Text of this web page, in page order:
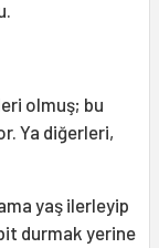
olmuş; bu
Ya diğerleri,
yaş ilerleyip
durmak yerine